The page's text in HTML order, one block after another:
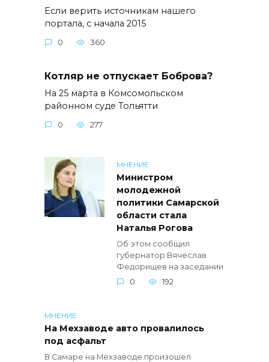
Если верить источникам нашего
портала, с начала 2015
0 360
Котляр не отпускает Боброва?
На 25 марта в Комсомольском
районном суде Тольятти
0 277
МНЕНИЕ
Министром
молодежной
политики Самарской
области стала
Наталья Рогова
Об этом сообщил
губернатор Вячеслав
Федорищев на заседании
0
192
МНЕНИЕ
На Мехзаводе авто провалилось
под асфальт
В Самаре на Мехзаводе произошел